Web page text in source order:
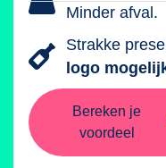
Minder afval.
Strakke
logo
Bereken je
voordeel